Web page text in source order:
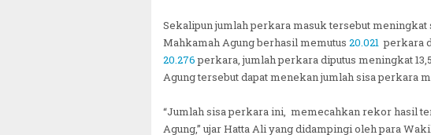
Sekalipun jumlah perkara masuk tersebut meningkat
Mahkamah Agung berhasil memutus 20.021 perkara
20.276perkara, jumlah perkara diputus meningkat
Agung tersebut dapat menekan jumlah sisa perkara
“Jumlah sisa perkara ini, memecahkan rekor hasil
Agung,” ujar Hatta Ali yang didampingi oleh para